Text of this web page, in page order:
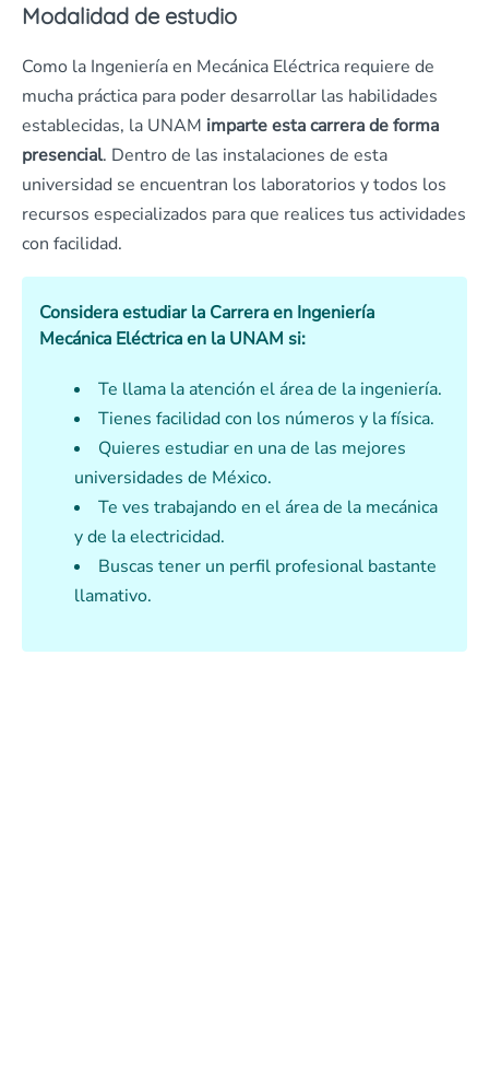
Modalidad de estudio
Como la Ingeniería en Mecánica Eléctrica requiere de
mucha práctica para poder desarrollar las habilidades
establecidas, la UNAM imparte esta carrera de forma
presencial. Dentro de las instalaciones de esta
universidad se encuentran los laboratorios y todos los
recursos especializados para que realices tus actividades
con facilidad.
Considera estudiar la Carrera en Ingeniería
Mecánica Eléctrica en la UNAM si:
Te llama la atención el área de la ingeniería.
Tienes facilidad con los números y la física.
Quieres estudiar en una de las mejores
universidades de México.
Te ves trabajando en el área de la mecánica
y de la electricidad.
Buscas tener un perfil profesional bastante
llamativo.